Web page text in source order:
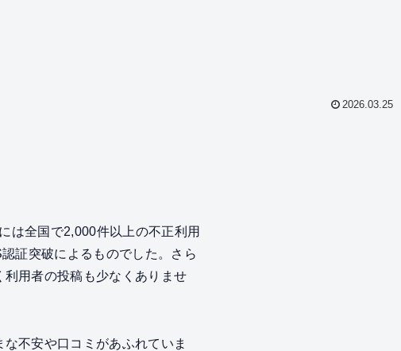
2026.03.25
は全国で2,000件以上の不正利用
証突破によるものでした。さら
用者の投稿も少なくありませ
不安や口コミがあふれていま